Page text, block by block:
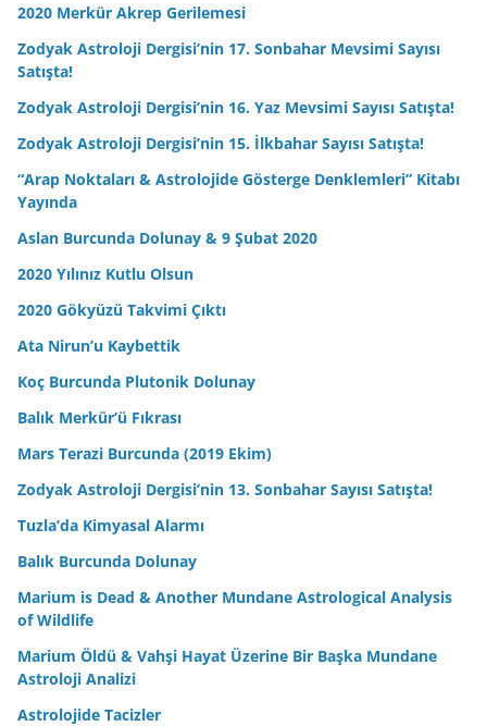
2020 Merkür Akrep Gerilemesi
Zodyak Astroloji Dergisi’nin 17. Sonbahar Mevsimi Sayısı
Satışta!
Zodyak Astroloji Dergisi’nin 16. Yaz Mevsimi Sayısı Satışta!
Zodyak Astroloji Dergisi’nin 15. İlkbahar Sayısı Satışta!
“Arap Noktaları & Astrolojide Gösterge Denklemleri” Kitabı
Yayında
Aslan Burcunda Dolunay & 9 Şubat 2020
2020 Yılınız Kutlu Olsun
2020 Gökyüzü Takvimi Çıktı
Ata Nirun’u Kaybettik
Koç Burcunda Plutonik Dolunay
Balık Merkür’ü Fıkrası
Mars Terazi Burcunda (2019 Ekim)
Zodyak Astroloji Dergisi’nin 13. Sonbahar Sayısı Satışta!
Tuzla’da Kimyasal Alarmı
Balık Burcunda Dolunay
Marium is Dead & Another Mundane Astrological Analysis
of Wildlife
Marium Öldü & Vahşi Hayat Üzerine Bir Başka Mundane
Astroloji Analizi
Astrolojide Tacizler